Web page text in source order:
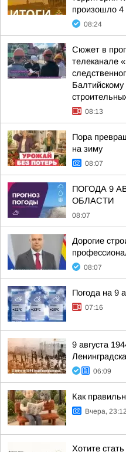
произошло 4
08:24
Сюжет в
телеканале
Балтийскому
08:13
Пора
на зиму
08:07
ПОГОДА 9
ОБЛАСТИ
08:07
Дорогие
08:07
Погода на 9
07:16
9 августа
06:09
Как
Вчера, 23:12
Хотите